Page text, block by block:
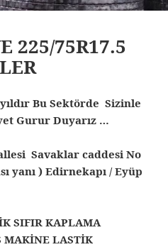
225/75R17.5
yıldır Bu Sektörde Sizinle
Gurur Duyarız …
Savaklar caddesi No
yanı ) Edirnekapı / Eyüp
SIFIR KAPLAMA
MAKİNE LASTİK